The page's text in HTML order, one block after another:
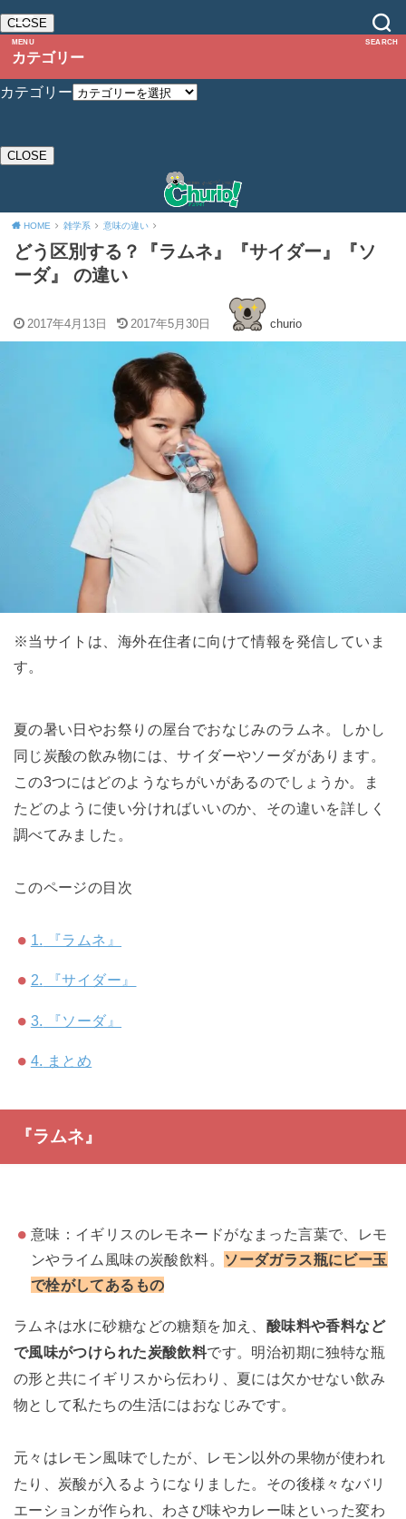
MENU
CLOSE
カテゴリー
カテゴリー
CLOSE
SEARCH
HOME 雑学系 意味の違い
どう区別する？『ラムネ』『サイダー』『ソ
ーダ』 の違い
2017年4月13日 2017年5月30日 churio
※当サイトは、海外在住者に向けて情報を発信していま
す。
夏の暑い日やお祭りの屋台でおなじみのラムネ。しかし
同じ炭酸の飲み物には、サイダーやソーダがあります。
この3つにはどのようなちがいがあるのでしょうか。ま
たどのように使い分ければいいのか、その違いを詳しく
調べてみました。
このページの目次
1. 『ラムネ』
2. 『サイダー』
3. 『ソーダ』
4. まとめ
『ラムネ』
意味：イギリスのレモネードがなまった言葉で、レモ
ンやライム風味の炭酸飲料。
ソーダガラス瓶にビー玉
で栓がしてあるもの
ラムネは水に砂糖などの糖類を加え、 酸味料や香料など
で風味がつけられた炭酸飲料です。明治初期に独特な瓶
の形と共にイギリスから伝わり、夏には欠かせない飲み
物として私たちの生活にはおなじみです。
元々はレモン風味でしたが、レモン以外の果物が使われ
たり、炭酸が入るようになりました。その後様々なバリ
エーションが作られ、わさび味やカレー味といった変わ